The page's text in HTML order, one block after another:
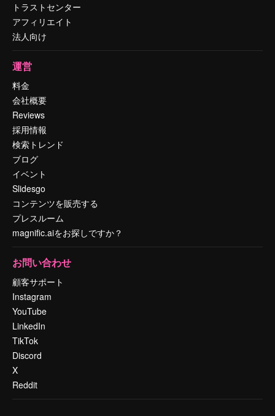
トラストセンター
アフィリエイト
法人向け
運営
料金
会社概要
Reviews
採用情報
検索トレンド
ブログ
イベント
Slidesgo
コンテンツを販売する
プレスルーム
magnific.aiをお探しですか？
お問い合わせ
顧客サポート
Instagram
YouTube
LinkedIn
TikTok
Discord
X
Reddit